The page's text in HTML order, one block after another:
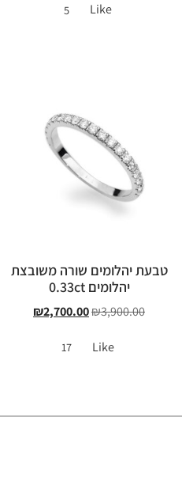
Like
5
טבעת יהלומים שורה משובצת
יהלומים 0.33ct
₪3,900.00
₪2,700.00
Like
17